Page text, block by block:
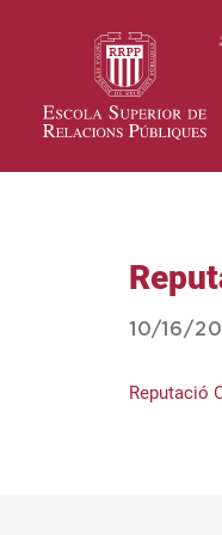
10/16/
Reputació